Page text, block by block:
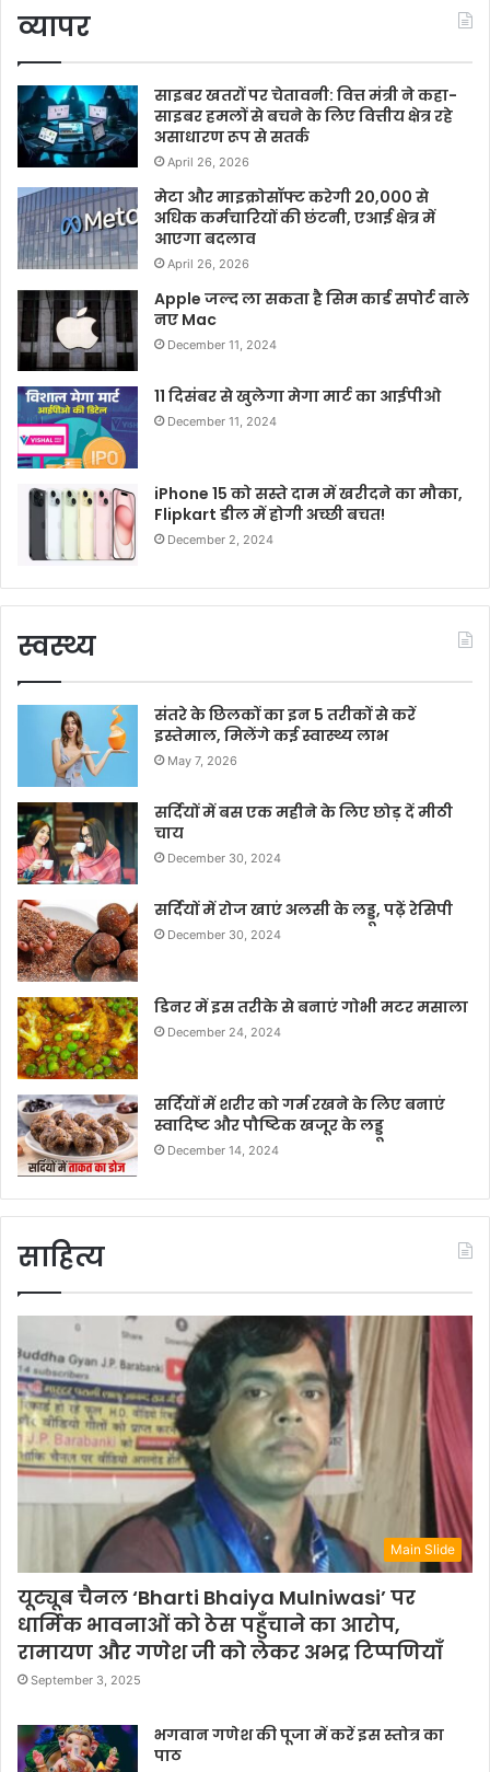
व्यापर
साइबर खतरों पर चेतावनी: वित्त मंत्री ने कहा-
साइबर हमलों से बचने के लिए वित्तीय क्षेत्र रहे
असाधारण रूप से सतर्क
April 26, 2026
मेटा और माइक्रोसॉफ्ट करेगी 20,000 से
अधिक कर्मचारियों की छंटनी, एआई क्षेत्र में
आएगा बदलाव
April 26, 2026
Apple जल्द ला सकता है सिम कार्ड सपोर्ट वाले
नए Mac
December 11, 2024
11 दिसंबर से खुलेगा मेगा मार्ट का आईपीओ
December 11, 2024
iPhone 15 को सस्ते दाम में खरीदने का मौका,
Flipkart डील में होगी अच्छी बचत!
December 2, 2024
स्वस्थ्य
संतरे के छिलकों का इन 5 तरीकों से करें
इस्तेमाल, मिलेंगे कई स्वास्थ्य लाभ
May 7, 2026
सर्दियों में बस एक महीने के लिए छोड़ दें मीठी
चाय
December 30, 2024
सर्दियों में रोज खाएं अलसी के लड्डू, पढ़ें रेसिपी
December 30, 2024
डिनर में इस तरीके से बनाएं गोभी मटर मसाला
December 24, 2024
सर्दियों में शरीर को गर्म रखने के लिए बनाएं
स्वादिष्ट और पौष्टिक खजूर के लड्डू
December 14, 2024
साहित्य
Main Slide
यूट्यूब चैनल ‘Bharti Bhaiya Mulniwasi’ पर
धार्मिक भावनाओं को ठेस पहुँचाने का आरोप,
रामायण और गणेश जी को लेकर अभद्र टिप्पणियाँ
September 3, 2025
भगवान गणेश की पूजा में करें इस स्तोत्र का
पाठ